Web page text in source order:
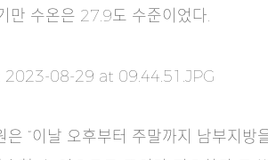
만 수온은 27.9도 수준이었다.
“이날 오후부터 주말까지 남부지방